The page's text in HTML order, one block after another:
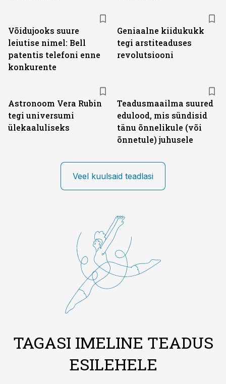
Võidujooks suure
leiutise nimel: Bell
patentis telefoni enne
konkurente
Geniaalne kiidukukk
tegi arstiteaduses
revolutsiooni
Astronoom Vera Rubin
tegi universumi
ülekaaluliseks
Teadusmaailma suured
edulood, mis sündisid
tänu õnnelikule (või
õnnetule) juhusele
Veel kuulsaid teadlasi
TAGASI IMELINE TEADUS
ESILEHELE